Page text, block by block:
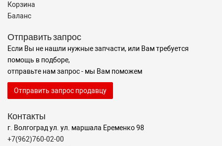
Корзина
Баланс
Отправить запрос
Если Вы не нашли нужные запчасти, или Вам требуется
помощь в подборе,
отправьте нам запрос - мы Вам поможем
Отправить запрос продавцу
Контакты
г. Волгоград ул. ул. маршала Еременко 98
+7(962)760-02-00